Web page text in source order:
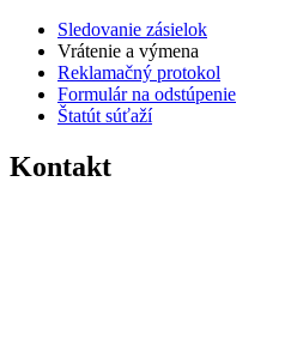
Sledovanie zásielok
Vrátenie a výmena
Reklamačný protokol
Formulár na odstúpenie
Štatút súťaží
Kontakt